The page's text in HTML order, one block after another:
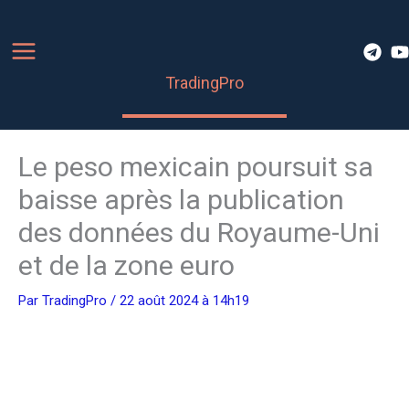
contenu
TradingPro
Le peso mexicain poursuit sa
baisse après la publication
des données du Royaume-Uni
et de la zone euro
Par TradingPro / 22 août 2024 à 14h19